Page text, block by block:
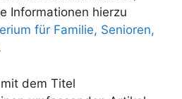
Informationen hierzu
für Familie, Senioren,
dem Titel